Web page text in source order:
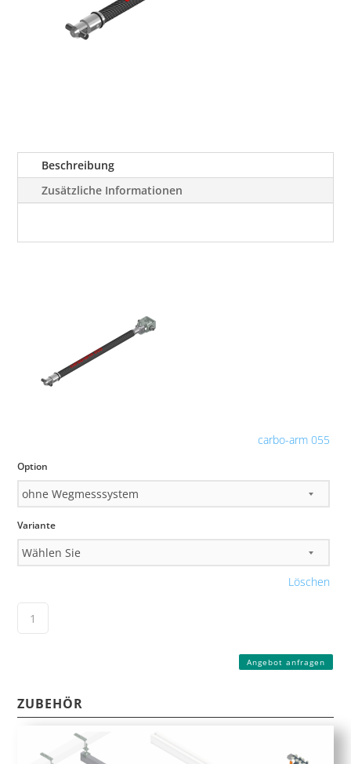
Beschreibung
Zusätzliche Informationen
carbo-arm 055
Option
Variante
Löschen
Angebot anfragen
ZUBEHÖR